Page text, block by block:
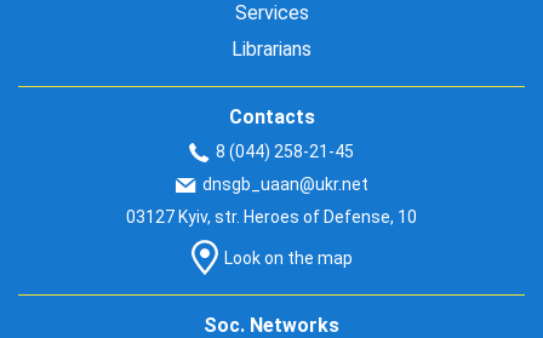
Services
Librarians
Contacts
8 (044) 258-21-45
dnsgb_uaan@ukr.net
03127 Kyiv, str. Heroes of Defense, 10
Look on the map
Soc. Networks